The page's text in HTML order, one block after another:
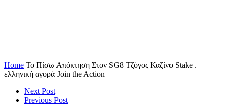
Home Το Πίσω Απόκτηση Στον SG8 Τζόγος Καζίνο Stake .
ελληνική αγορά Join the Action
Next Post
Previous Post